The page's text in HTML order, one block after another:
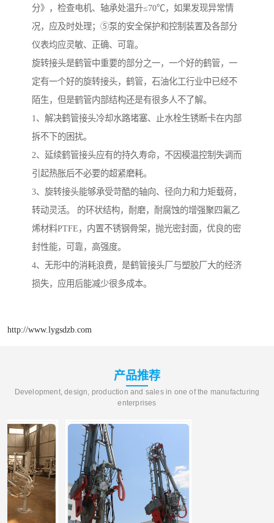
分》，检查电机、轴承处温升≤70℃，如果发现异常情
况，应及时处理；⑤泵的安全保护和控制装置及各部分
仪表均应灵敏、正确、可靠。
旋转接头是鹤管中重要的部分之一，一个好的鹤管，一
定有一个好的旋转接头，鹤管，石油化工行业中已经不
陌生，但是鹤管内部结构还是有很多人不了解。
1、解决鹤管接头冷却水路堵塞、止水栓生锈断卡在内部
拆不下的困扰。
2、延续鹤管接头应有的持久寿命，不因模温控制失调而
引起热胀后不必要的超紧磨耗。
3、旋转接头能够承受苛酷的轴向、径向力和力矩载荷，
转动灵活。 的环状结构，耐磨，耐腐蚀的增强聚四氟乙
烯材料PTFE，内置不锈钢骨架，抛光密封面，优良的密
封性能，可靠，高强度。
4、无形中的消耗浪费，是鹤管接头厂与塑胶厂大的经济
损失，应用后能减少很多成本。
http://www.lygsdzb.com
产品推荐
Development, design, production and sales in one of the manufacturing
enterprises